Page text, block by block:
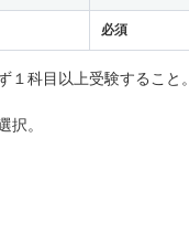
必須
科目以上受験すること
択。